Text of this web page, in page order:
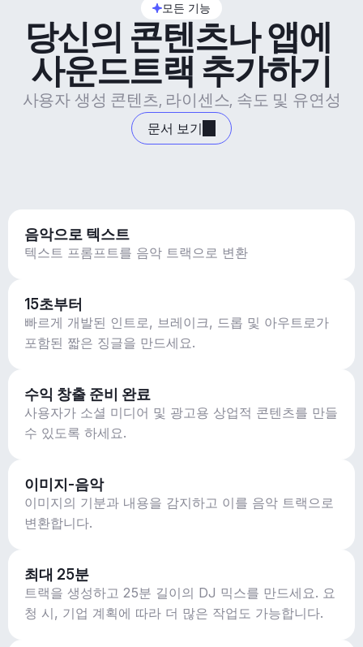
모든 기능
당신의 콘텐츠나 앱에
사운드트랙 추가하기
사용자 생성 콘텐츠, 라이센스, 속도 및 유연성
문서 보기
음악으로 텍스트
텍스트 프롬프트를 음악 트랙으로 변환
15초부터
빠르게 개발된 인트로, 브레이크, 드롭 및 아우트로가
포함된 짧은 징글을 만드세요.
수익 창출 준비 완료
사용자가 소셜 미디어 및 광고용 상업적 콘텐츠를 만들
수 있도록 하세요.
이미지-음악
이미지의 기분과 내용을 감지하고 이를 음악 트랙으로
변환합니다.
최대 25분
트랙을 생성하고 25분 길이의 DJ 믹스를 만드세요. 요
청 시, 기업 계획에 따라 더 많은 작업도 가능합니다.